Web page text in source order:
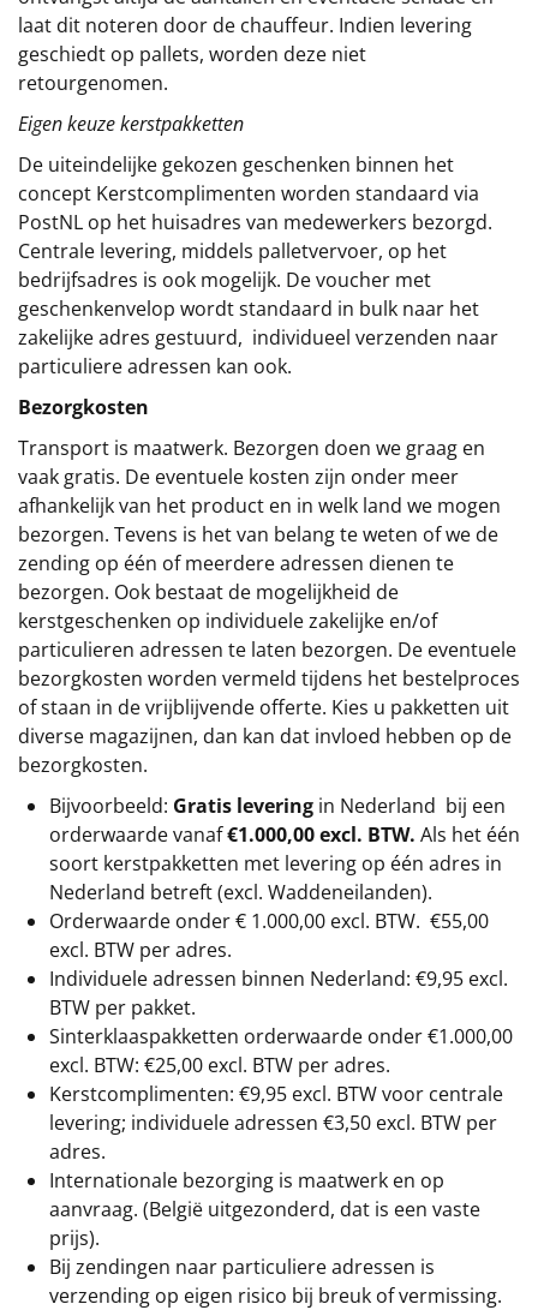
laat dit noteren door de chauffeur. Indien levering
geschiedt op pallets, worden deze niet
retourgenomen.
Eigen keuze kerstpakketten
De uiteindelijke gekozen geschenken binnen het
concept Kerstcomplimenten worden standaard via
PostNL op het huisadres van medewerkers bezorgd.
Centrale levering, middels palletvervoer, op het
bedrijfsadres is ook mogelijk. De voucher met
geschenkenvelop wordt standaard in bulk naar het
zakelijke adres gestuurd, individueel verzenden naar
particuliere adressen kan ook.
Bezorgkosten
Transport is maatwerk. Bezorgen doen we graag en
vaak gratis. De eventuele kosten zijn onder meer
afhankelijk van het product en in welk land we mogen
bezorgen. Tevens is het van belang te weten of we de
zending op één of meerdere adressen dienen te
bezorgen. Ook bestaat de mogelijkheid de
kerstgeschenken op individuele zakelijke en/of
particulieren adressen te laten bezorgen. De eventuele
bezorgkosten worden vermeld tijdens het bestelproces
of staan in de vrijblijvende offerte. Kies u pakketten uit
diverse magazijnen, dan kan dat invloed hebben op de
bezorgkosten.
Bijvoorbeeld: Gratis levering in Nederland bij een
orderwaarde vanaf€1.000,00 excl. BTW. Als het één
soort kerstpakketten met levering op één adres in
Nederland betreft (excl. Waddeneilanden).
Orderwaarde onder € 1.000,00 excl. BTW. €55,00
excl. BTW per adres.
Individuele adressen binnen Nederland: €9,95 excl.
BTW per pakket.
Sinterklaaspakketten orderwaarde onder €1.000,00
excl. BTW: €25,00 excl. BTW per adres.
Kerstcomplimenten: €9,95 excl. BTW voor centrale
levering; individuele adressen €3,50 excl. BTW per
adres.
Internationale bezorging is maatwerk en op
aanvraag. (België uitgezonderd, dat is een vaste
prijs).
Bij zendingen naar particuliere adressen is
verzending op eigen risico bij breuk of vermissing.